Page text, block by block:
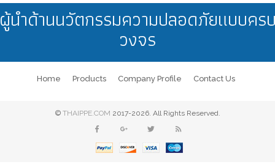
นำด้านนวัตกรรมความปลอดภัยแบบคร
วงจร
Home Products Company Profile Contact Us
© THAIPPE.COM 2017-2026. All Rights Reserved.